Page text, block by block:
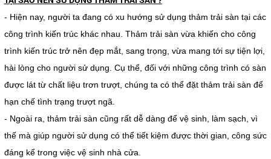
- Hiện nay, người ta đang có xu hướng sử dụng thảm trải sàn tại các
công trình kiến trúc khác nhau. Thảm trải sàn vừa khiến cho công
trình kiến trúc trở nên đẹp mắt, sang trọng, vừa mang tới sự tiện lợi,
hài lòng cho người sử dụng. Cụ thể, đối với những công trình có sàn
được lát từ chất liệu trơn trượt, chúng ta có thể đặt thảm trải sàn để
hạn chế tình trạng trượt ngã.
- Ngoài ra, thảm trải sàn cũng rất dễ dàng để vệ sinh, làm sạch, vì
thế mà giúp người sử dụng có thể tiết kiệm được thời gian, công sức
đáng kể trong việc vệ sinh nhà cửa.